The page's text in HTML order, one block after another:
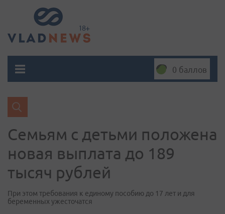
0 баллов
Семьям с детьми положена
новая выплата до 189
тысяч рублей
При этом требования к единому пособию до 17 лет и для
беременных ужесточатся